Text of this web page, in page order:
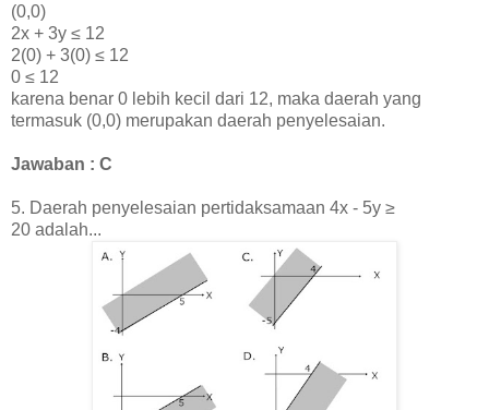
(0,0)
2x + 3y ≤ 12
2(0) + 3(0) ≤ 12
0 ≤ 12
karena benar 0 lebih kecil dari 12, maka daerah yang
termasuk (0,0) merupakan daerah penyelesaian.
Jawaban : C
5. Daerah penyelesaian pertidaksamaan 4x - 5y ≥
20 adalah...